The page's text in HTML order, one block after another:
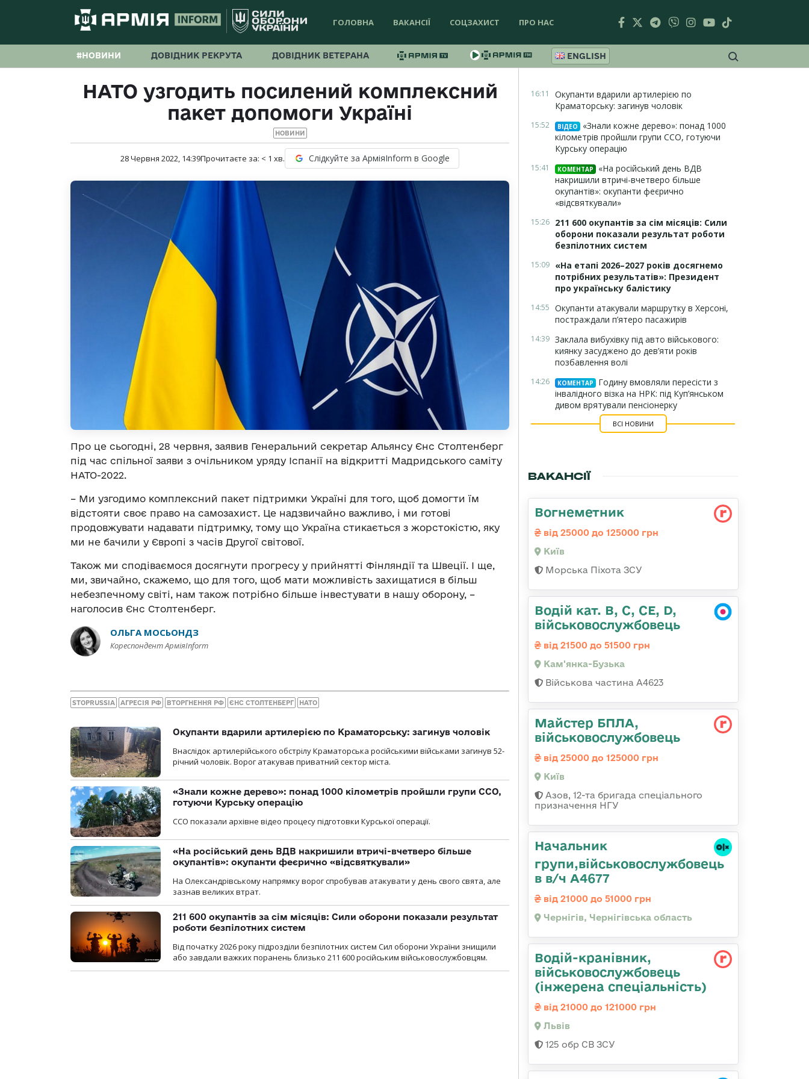
ГОЛОВНА ВАКАНСІЇ СОЦЗАХИСТ ПРО НАС
#НОВИНИ ДОВІДНИК РЕКРУТА ДОВІДНИК ВЕТЕРАНА ENGLISH
НАТО узгодить посилений комплексний
пакет допомоги Україні
НОВИНИ
28 Червня 2022, 14:39Прочитаєте за: < 1 хв. Слідкуйте за АрміяInform в Google
Про це сьогодні, 28 червня, заявив Генеральний секретар Альянсу Єнс Столтенберг
під час спільної заяви з очільником уряду Іспанії на відкритті Мадридського саміту
НАТО-2022.
– Ми узгодимо комплексний пакет підтримки Україні для того, щоб домогти їм
відстояти своє право на самозахист. Це надзвичайно важливо, і ми готові
продовжувати надавати підтримку, тому що Україна стикається з жорстокістю, яку
ми не бачили у Європі з часів Другої світової.
Також ми сподіваємося досягнути прогресу у прийнятті Фінляндії та Швеції. І ще,
ми, звичайно, скажемо, що для того, щоб мати можливість захищатися в більш
небезпечному світі, нам також потрібно більше інвестувати в нашу оборону, –
наголосив Єнс Столтенберг.
ОЛЬГА МОСЬОНДЗ
Кореспондент АрміяInform
STOPRUSSIA АГРЕСІЯ РФ ВТОРГНЕННЯ РФ ЄНС СТОЛТЕНБЕРГ НАТО
Окупанти вдарили артилерією по Краматорську: загинув чоловік
Внаслідок артилерійського обстрілу Краматорська російськими військами загинув 52-
річний чоловік. Ворог атакував приватний сектор міста.
«Знали кожне дерево»: понад 1000 кілометрів пройшли групи ССО,
готуючи Курську операцію
ССО показали архівне відео процесу підготовки Курської операції.
«На російський день ВДВ накришили втричі-вчетверо більше
окупантів»: окупанти феєрично «відсвяткували»
На Олександрівському напрямку ворог спробував атакувати у день свого свята, але
зазнав великих втрат.
211 600 окупантів за сім місяців: Сили оборони показали результат
роботи безпілотних систем
Від початку 2026 року підрозділи безпілотних систем Сил оборони України знищили
або завдали важких поранень близько 211 600 російським військовослужбовцям.
16:11
Окупанти вдарили артилерією по
Краматорську: загинув чоловік
15:52 ВІДЕО
«Знали кожне дерево»: понад 1000
кілометрів пройшли групи ССО, готуючи
Курську операцію
15:41 КОМЕНТАР
«На російський день ВДВ
накришили втричі-вчетверо більше
окупантів»: окупанти феєрично
«відсвяткували»
15:26 211 600 окупантів за сім місяців: Сили
оборони показали результат роботи
безпілотних систем
15:09 «На етапі 2026–2027 років досягнемо
потрібних результатів»: Президент
про українську балістику
14:55 Окупанти атакували маршрутку в Херсоні,
постраждали п’ятеро пасажирів
14:39 Заклала вибухівку під авто військового:
киянку засуджено до дев’яти років
позбавлення волі
14:26 КОМЕНТАР
Годину вмовляли пересісти з
інвалідного візка на НРК: під Куп’янськом
дивом врятували пенсіонерку
ВСІ НОВИНИ
ВАКАНСІЇ
Вогнеметник
від 25000 до 125000 грн
Київ
Морська Піхота ЗСУ
Водій кат. B, C, СЕ, D,
військовослужбовець
від 21500 до 51500 грн
Кам'янка-Бузька
Військова частина А4623
Майстер БПЛА,
військовослужбовець
від 25000 до 125000 грн
Київ
Азов, 12-та бригада спеціального
призначення НГУ
Начальник
групи,військовослужбовець
в в/ч А4677
від 21000 до 51000 грн
Чернігів, Чернігівська область
Водій-кранівник,
військовослужбовець
(інжерена спеціальність)
від 21000 до 121000 грн
Львів
125 обр СВ ЗСУ